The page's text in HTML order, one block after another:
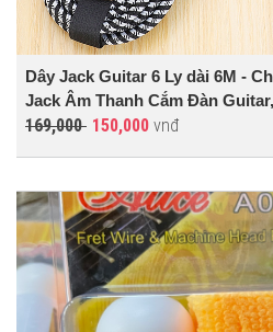
Dây Jack Guitar 6 Ly dài 6M -
Jack Âm Thanh Cắm Đàn
169,000 150,000 vnđ